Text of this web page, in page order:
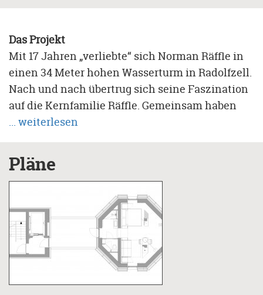
Das Projekt
Mit 17 Jahren „verliebte“ sich Norman Räffle in
einen 34 Meter hohen Wasserturm in Radolfzell.
Nach und nach übertrug sich seine Faszination
auf die Kernfamilie Räffle. Gemeinsam haben
alle Familienmitglieder nach kreativen
Lösungen und Wegen gesucht, dem Turm neues
Leben einzuhauchen. Jeder einzelne hat mit
seiner persönlichen Handschrift seinen Teil
Nach einer Lehre, einem Architekturstudium
und acht Jahren Bauzeit ist es vollbracht: Der
ursprünglich zum Aussichtscafé erkorene
Wasserturm wurde zum Plusenergie-Hotel!
Das Design-Hotel in Radolfzell am Bodensee ist
das weltweit erste Hochhaus mit
... weiterlesen
Pläne